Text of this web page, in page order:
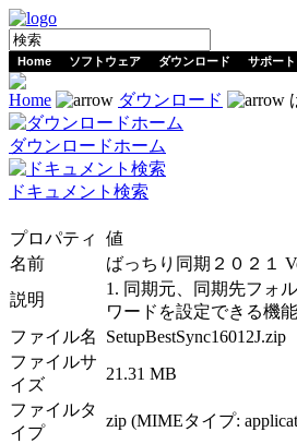
Home ソフトウェア ダウンロード サポート
Home ダウンロード
ダウンロードホーム
ドキュメント検索
プロパティ
値
名前
ばっちり同期２０２１
説明
1. 同期元、同期先フォ
ワードを設定できる機
ファイル名
SetupBestSync16012J.zip
ファイルサ
イズ
21.31 MB
ファイルタ
イプ
zip (MIMEタイプ: